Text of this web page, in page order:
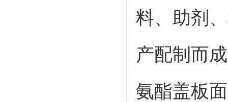
料、助剂
产配制而
氨酯盖板